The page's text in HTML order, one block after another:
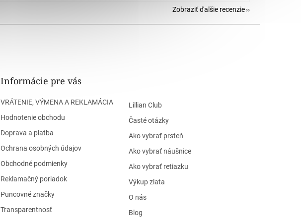
Zobraziť ďalšie recenzie
Informácie pre vás
VRÁTENIE, VÝMENA A REKLAMÁCIA
Hodnotenie obchodu
Doprava a platba
Ochrana osobných údajov
Obchodné podmienky
Reklamačný poriadok
Puncovné značky
Transparentnosť
Lillian Club
Časté otázky
Ako vybrať prsteň
Ako vybrať náušnice
Ako vybrať retiazku
Výkup zlata
O nás
Blog